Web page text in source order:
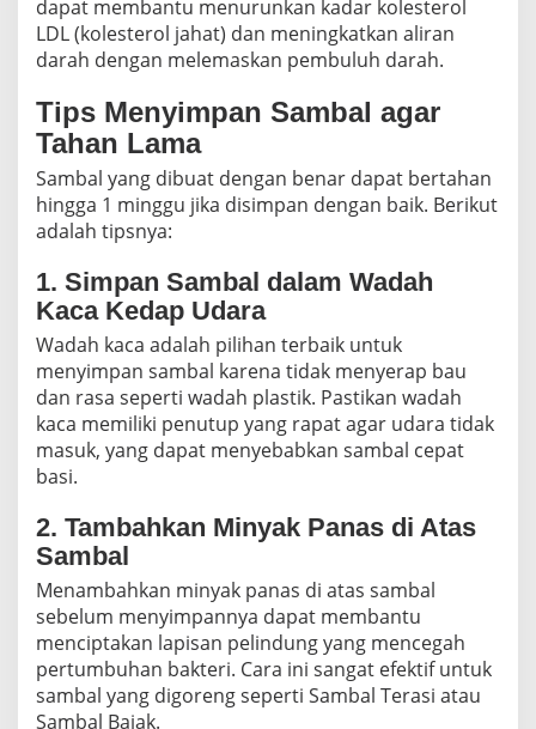
dapat membantu menurunkan kadar kolesterol
LDL (kolesterol jahat) dan meningkatkan aliran
darah dengan melemaskan pembuluh darah.
Tips Menyimpan Sambal agar
Tahan Lama
Sambal yang dibuat dengan benar dapat bertahan
hingga 1 minggu jika disimpan dengan baik. Berikut
adalah tipsnya:
1. Simpan Sambal dalam Wadah
Kaca Kedap Udara
Wadah kaca adalah pilihan terbaik untuk
menyimpan sambal karena tidak menyerap bau
dan rasa seperti wadah plastik. Pastikan wadah
kaca memiliki penutup yang rapat agar udara tidak
masuk, yang dapat menyebabkan sambal cepat
basi.
2. Tambahkan Minyak Panas di Atas
Sambal
Menambahkan minyak panas di atas sambal
sebelum menyimpannya dapat membantu
menciptakan lapisan pelindung yang mencegah
pertumbuhan bakteri. Cara ini sangat efektif untuk
sambal yang digoreng seperti Sambal Terasi atau
Sambal Bajak.